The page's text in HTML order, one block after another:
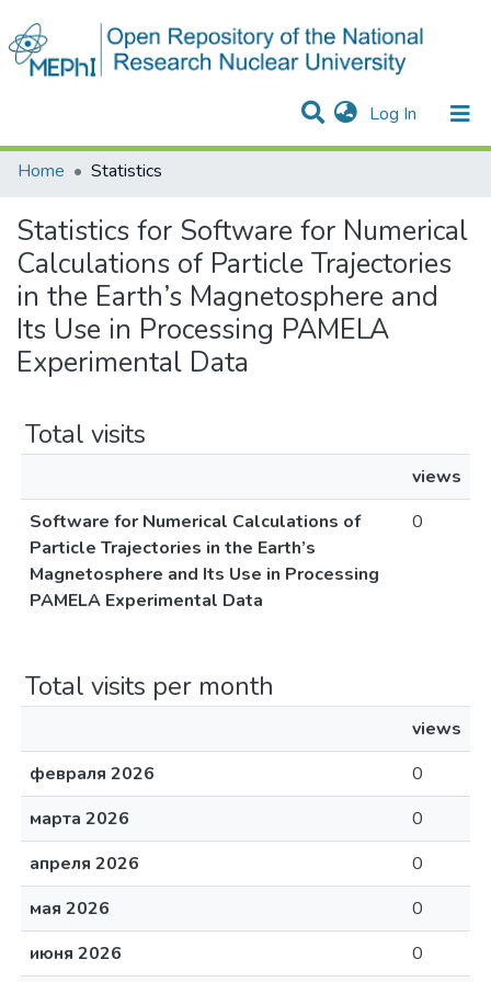
Log In (current)
Communities & Collections
All of DSpace
Home
Statistics
Statistics for Software for Numerical
Calculations of Particle Trajectories
in the Earth’s Magnetosphere and
Its Use in Processing PAMELA
Experimental Data
Total visits
views
Software for Numerical Calculations of
Particle Trajectories in the Earth’s
Magnetosphere and Its Use in Processing
PAMELA Experimental Data
0
Total visits per month
views
февраля 2026
0
марта 2026
0
апреля 2026
0
мая 2026
0
июня 2026
0